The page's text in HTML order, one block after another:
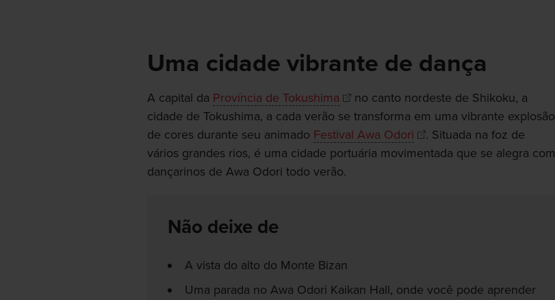
Uma cidade vibrante de dança
A capital da Província de Tokushima
no canto nordeste de Shikoku, a
cidade de Tokushima, a cada verão se transforma em uma vibrante explosão
de cores durante seu animado Festival Awa Odori
. Situada na foz de
vários grandes rios, é uma cidade portuária movimentada que se alegra com
dançarinos de Awa Odori todo verão.
Não deixe de
A vista do alto do Monte Bizan
Uma parada no Awa Odori Kaikan Hall, onde você pode aprender